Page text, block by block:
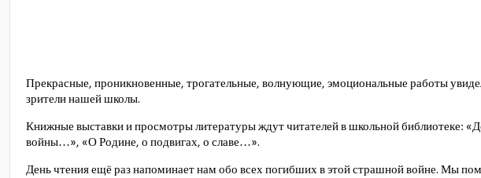
Прекрасные, проникновенные, трогательные, волнующие, эмоциональные работы
зрители нашей школы.
Книжные выставки и просмотры литературы ждут читателей в школьной библиотеке:
войны…», «О Родине, о подвигах, о славе…».
День чтения ещё раз напоминает нам обо всех погибших в этой страшной войне. Мы